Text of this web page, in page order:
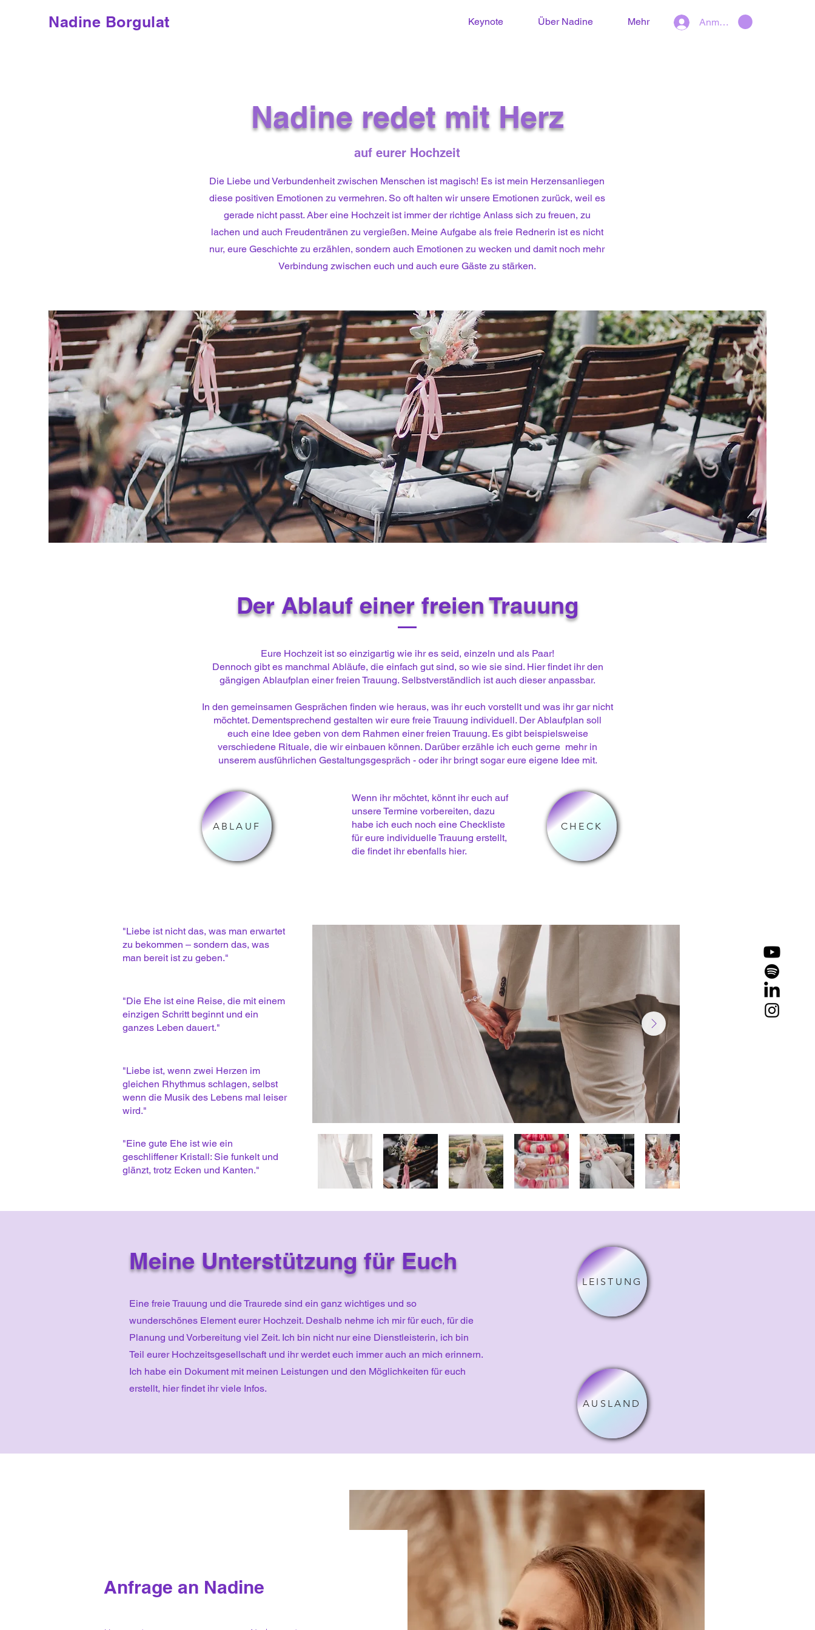
Nadine Borgulat Keynote Über Nadine Mehr Anmelden
Nadine redet mit Herz
auf eurer Hochzeit
Die Liebe und Verbundenheit zwischen Menschen ist magisch! Es ist mein Herzensanliegen
diese positiven Emotionen zu vermehren. So oft halten wir unsere Emotionen zurück, weil es
gerade nicht passt. Aber eine Hochzeit ist immer der richtige Anlass sich zu freuen, zu
lachen und auch Freudentränen zu vergießen. Meine Aufgabe als freie Rednerin ist es nicht
nur, eure Geschichte zu erzählen, sondern auch Emotionen zu wecken und damit noch mehr
Verbindung zwischen euch und auch eure Gäste zu stärken.
Der Ablauf einer freien Trauung
Eure Hochzeit ist so einzigartig wie ihr es seid, einzeln und als Paar!
Dennoch gibt es manchmal Abläufe, die einfach gut sind, so wie sie sind. Hier findet ihr den
gängigen Ablaufplan einer freien Trauung. Selbstverständlich ist auch dieser anpassbar.
In den gemeinsamen Gesprächen finden wie heraus, was ihr euch vorstellt und was ihr gar nicht
möchtet. Dementsprechend gestalten wir eure freie Trauung individuell. Der Ablaufplan soll
euch eine Idee geben von dem Rahmen einer freien Trauung. Es gibt beispielsweise
verschiedene Rituale, die wir einbauen können. Darüber erzähle ich euch gerne mehr in
unserem ausführlichen Gestaltungsgespräch - oder ihr bringt sogar eure eigene Idee mit.
ABLAUF
Wenn ihr möchtet, könnt ihr euch auf
unsere Termine vorbereiten, dazu
habe ich euch noch eine Checkliste
für eure individuelle Trauung erstellt,
die findet ihr ebenfalls hier.
CHECK
"Liebe ist nicht das, was man erwartet
zu bekommen – sondern das, was
man bereit ist zu geben."
"Die Ehe ist eine Reise, die mit einem
einzigen Schritt beginnt und ein
ganzes Leben dauert."
"Liebe ist, wenn zwei Herzen im
gleichen Rhythmus schlagen, selbst
wenn die Musik des Lebens mal leiser
wird."
"Eine gute Ehe ist wie ein
geschliffener Kristall: Sie funkelt und
glänzt, trotz Ecken und Kanten."
Meine Unterstützung für Euch
Eine freie Trauung und die Traurede sind ein ganz wichtiges und so
wunderschönes Element eurer Hochzeit. Deshalb nehme ich mir für euch, für die
Planung und Vorbereitung viel Zeit. Ich bin nicht nur eine Dienstleisterin, ich bin
Teil eurer Hochzeitsgesellschaft und ihr werdet euch immer auch an mich erinnern.
Ich habe ein Dokument mit meinen Leistungen und den Möglichkeiten für euch
erstellt, hier findet ihr viele Infos.
LEISTUNG
AUSLAND
Anfrage an Nadine